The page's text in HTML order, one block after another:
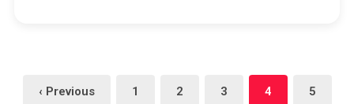
‹ Previous 1 2 3 4 5